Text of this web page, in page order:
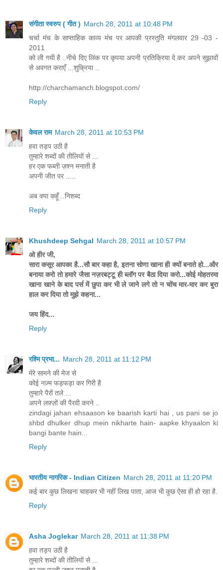
संगीता स्वरुप ( गीत ) March 28, 2011 at 10:48 PM
चर्चा मंच के साप्ताहिक काव्य मंच पर आपकी प्रस्तुति मंगलवार 29 -03 -
2011
को ली गयी है ..नीचे दिए लिंक पर कृपया अपनी प्रतिक्रिया दे कर अपने सुझावों
से अवगत कराएँ ...शुक्रिया ..
http://charchamanch.blogspot.com/
Reply
केवल राम March 28, 2011 at 10:53 PM
हवा तड़प उठी है
तुम्हारे शब्दों की तीलियों से ...
हर एक फब्ती ज़श्न मनाती है
अपनी जीत पर .....
अब क्या कहूँ ..निशब्द
Reply
Khushdeep Sehgal March 28, 2011 at 10:57 PM
ओ हीर जी,
सारा कसूर आपका है...सौ बार कहा है, इतना सोणा खाना ही क्यों बनाते हो...और
बनाया करो तो हमारे जैसा नज़रबट्टू ही ब्लॉग पर बैठा दिया करो...कोई मोहतरमा
खाना खाने के बाद पर्स में छुपा कर भी ले जाने लगे तो न चोंच मार-मार कर बुरा
हाल कर दिया तो मुझे कहना...
जय हिंद...
Reply
रश्मि प्रभा... March 28, 2011 at 11:12 PM
मेरे सामने की मेज से
कोई नज़्म फड़फड़ा कर गिरी है
तुम्हारे पैरों तले ...
अपने लफ़्ज़ों की पैरवी करने ..
zindagi jahan ehsaason ke baarish karti hai , us pani se jo
shbd dhulker dhup mein nikharte hain- aapke khyaalon ki
bangi bante hain...
Reply
भारतीय नागरिक - Indian Citizen March 28, 2011 at 11:20 PM
कई बार कुछ लिखना चाहकर भी नहीं लिख पाता, आज भी कुछ ऐसा ही हो रहा है.
Reply
Asha Joglekar March 28, 2011 at 11:38 PM
हवा तड़प उठी है
तुम्हारे शब्दों की तीलियों से ...